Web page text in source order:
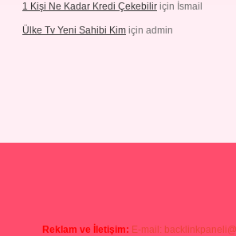
1 Kişi Ne Kadar Kredi Çekebilir için İsmail
Ülke Tv Yeni Sahibi Kim için admin
Reklam ve İletişim: E-mail: